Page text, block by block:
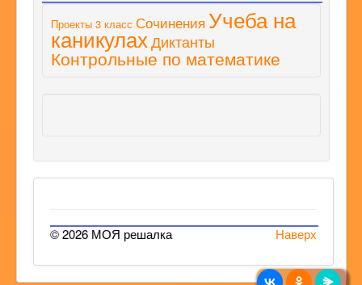
Проекты 3 класс Сочинения Учеба на
каникулахДиктанты
Контрольные по математике
Наверх
© 2026 МОЯ решалка